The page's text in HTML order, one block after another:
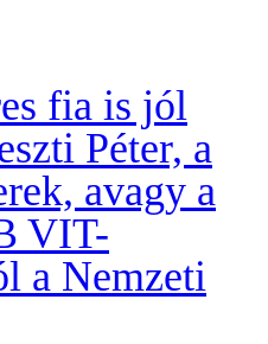
fia is jól
Péter, a
avagy a
VIT-
a Nemzeti